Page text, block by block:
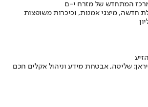
המתחדש של מזרח י-ם
חדשה, מיצגי אמנות, וכיכרות משופצות
שליטה, אבטחת מידע וניהול אקלים חכם